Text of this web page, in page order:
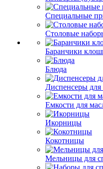
Специальные
Столовые
Баранчики
Блюда
Диспенсеры для
Емкости для
Икорницы
Кокотницы
Мельницы для